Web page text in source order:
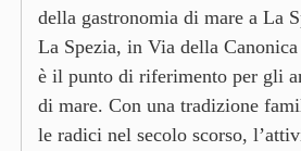
della gastronomia di mare a La
La Spezia, in Via della
è il punto di riferimento per gli
di mare. Con una tradizione
le radici nel secolo scorso,